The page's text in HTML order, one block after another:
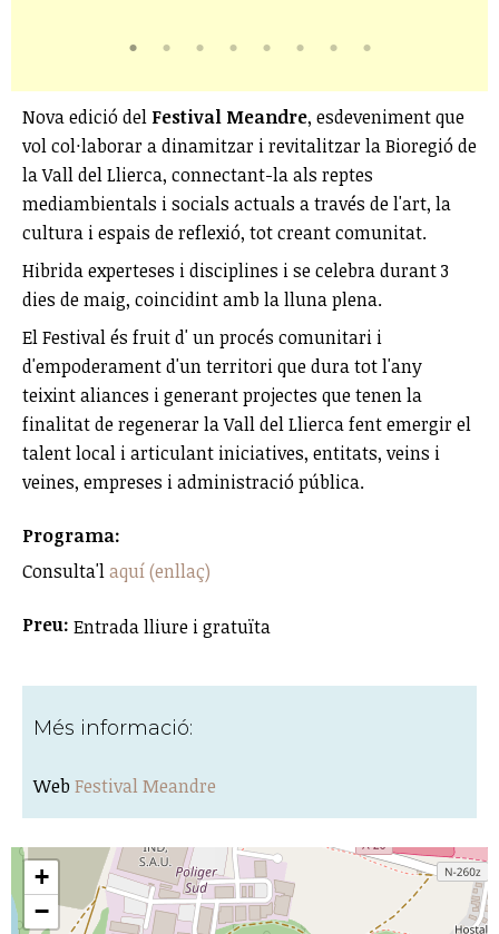
Nova edició del Festival Meandre, esdeveniment que
vol col·laborar a dinamitzar i revitalitzar la Bioregió de
la Vall del Llierca, connectant-la als reptes
mediambientals i socials actuals a través de l'art, la
cultura i espais de reflexió, tot creant comunitat.
Hibrida experteses i disciplines i se celebra durant 3
dies de maig, coincidint amb la lluna plena.
El Festival és fruit d' un procés comunitari i
d'empoderament d'un territori que dura tot l'any
teixint aliances i generant projectes que tenen la
finalitat de regenerar la Vall del Llierca fent emergir el
talent local i articulant iniciatives, entitats, veins i
veines, empreses i administració pública.
Programa:
Consulta'laquí (enllaç)
Preu: Entrada lliure i gratuïta
Més informació:
Web Festival Meandre
+
−